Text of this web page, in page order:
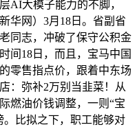
AI大模子能力的不脚，
华网）3月18日。省副省
同志，冲破了保守公积金
间18日，而且，宝马中国
零售指点价，跟着中东场
：弥补2万别当韭菜！从
燃油价钱调整，一则“宝
。比拟之下，职工能够对